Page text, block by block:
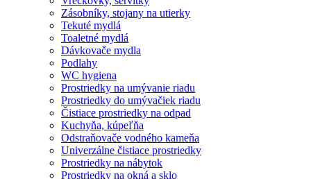
Zásobníky, stojany na utierky
Tekuté mydlá
Toaletné mydlá
Dávkovače mydla
Podlahy
WC hygiena
Prostriedky na umývanie riadu
Prostriedky do umývačiek riadu
Čistiace prostriedky na odpad
Kuchyňa, kúpeľňa
Odstraňovače vodného kameňa
Univerzálne čistiace prostriedky
Prostriedky na nábytok
Prostriedky na okná a sklo